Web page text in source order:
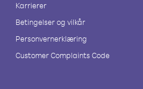
Karrierer
Betingelser og vilkår
Personvernerklæring
Customer Complaints Code